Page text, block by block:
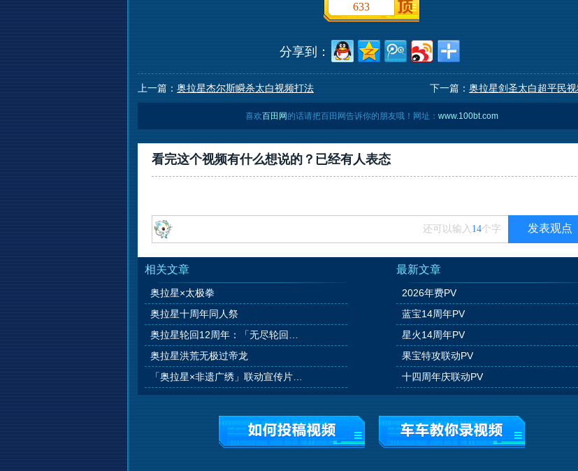
633
分享到：
上一篇： 奥拉星杰尔斯瞬杀太白视频打法 下一篇： 奥拉星剑圣太白超平民
喜欢百田网 的话请把百田网告诉你的朋友哦！网址： www.100bt.com
看完这个视频有什么想说的？已经有人表态
还可以输入 14个字 发表观点
相关文章
奥拉星×太极拳
奥拉星十周年同人祭
奥拉星洪荒无极过帝龙
最新文章
2026年费PV
蓝宝14周年PV
星火14周年PV
果宝特攻联动PV
十四周年庆联动PV